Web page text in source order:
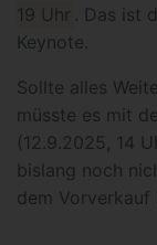
19 Uhr . Das ist
Keynote.
Sollte alles
müsste es mit
(12.9.2025, 14
bislang noch
dem Vorverkauf